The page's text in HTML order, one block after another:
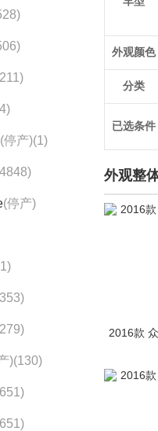
(停产)(1)
(停产)
)(130)
外观颜色
分类
已选条件
外观整
2016款